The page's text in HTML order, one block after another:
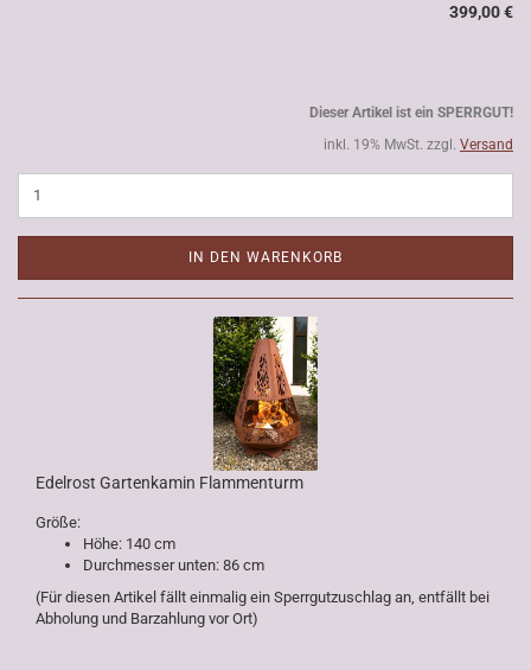
399,00 €
Dieser Artikel ist ein SPERRGUT!
inkl. 19% MwSt. zzgl. Versand
IN DEN WARENKORB
Edelrost Gartenkamin Flammenturm
Größe:
Höhe: 140 cm
Durchmesser unten: 86 cm
(Für diesen Artikel fällt einmalig ein Sperrgutzuschlag an, entfällt bei
Abholung und Barzahlung vor Ort)